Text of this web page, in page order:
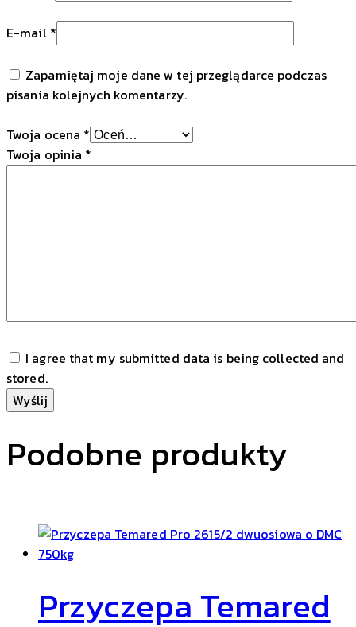
E-mail *
Zapamiętaj moje dane w tej przeglądarce podczas
pisania kolejnych komentarzy.
Twoja ocena *
Twoja opinia *
I agree that my submitted data is being collected and
stored.
Podobne produkty
Przyczepa Temared